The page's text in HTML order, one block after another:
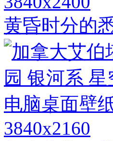
黄昏时分的
3840x2160